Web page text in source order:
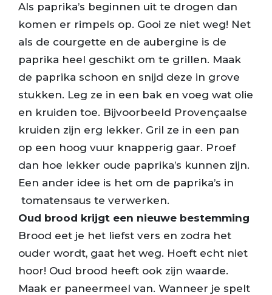
Als paprika’s beginnen uit te drogen dan
komen er rimpels op. Gooi ze niet weg! Net
als de courgette en de aubergine is de
paprika heel geschikt om te grillen. Maak
de paprika schoon en snijd deze in grove
stukken. Leg ze in een bak en voeg wat olie
en kruiden toe. Bijvoorbeeld Provençaalse
kruiden zijn erg lekker. Gril ze in een pan
op een hoog vuur knapperig gaar. Proef
dan hoe lekker oude paprika’s kunnen zijn.
Een ander idee is het om de paprika’s in
tomatensaus te verwerken.
Oud brood krijgt een nieuwe bestemming
Brood eet je het liefst vers en zodra het
ouder wordt, gaat het weg. Hoeft echt niet
hoor! Oud brood heeft ook zijn waarde.
Maak er paneermeel van. Wanneer je spelt